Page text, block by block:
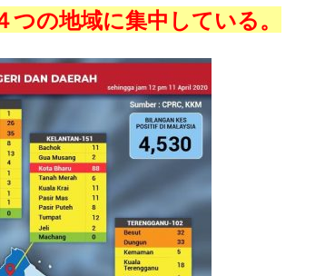
の地域に集中している。